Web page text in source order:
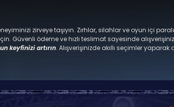
zirveye taşıyın. Zırhlar, silahlar ve oyun içi
Güvenli ödeme ve hızlı teslimat sayesinde
keyfinizi artırın. Alışverişinizde akıllı seçimler